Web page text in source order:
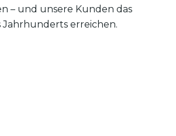
– und unsere Kunden das
erreichen.